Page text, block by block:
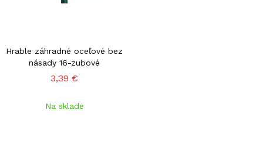
Hrable záhradné oceľové bez
násady 16-zubové
3,39 €
Na sklade